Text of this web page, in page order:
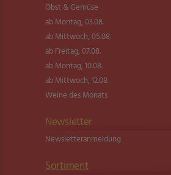
Obst & Gemüse
ab Montag, 03.08.
ab Mittwoch, 05.08.
ab Freitag, 07.08.
ab Montag, 10.08.
ab Mittwoch, 12.08.
Weine des Monats
Newsletter
Newsletter­anmeldung
Sortiment